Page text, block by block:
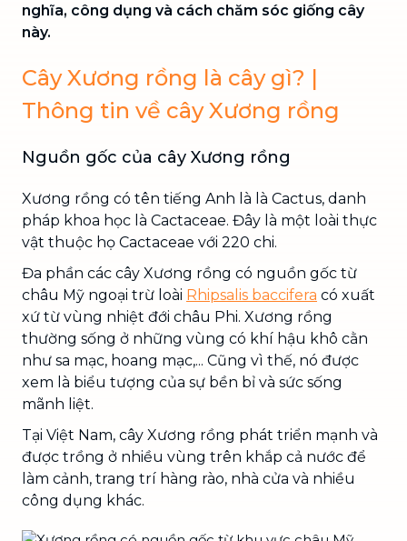
nghĩa, công dụng và cách chăm sóc giống cây
này.
Cây Xương rồng là cây gì? |
Thông tin về cây Xương rồng
Nguồn gốc của cây Xương rồng
Xương rồng có tên tiếng Anh là là Cactus, danh
pháp khoa học là Cactaceae. Đây là một loài thực
vật thuộc họ Cactaceae với 220 chi.
Đa phần các cây Xương rồng có nguồn gốc từ
châu Mỹ ngoại trừ loài Rhipsalis baccifera có xuất
xứ từ vùng nhiệt đới châu Phi. Xương rồng
thường sống ở những vùng có khí hậu khô cằn
như sa mạc, hoang mạc,... Cũng vì thế, nó được
xem là biểu tượng của sự bền bỉ và sức sống
mãnh liệt.
Tại Việt Nam, cây Xương rồng phát triển mạnh và
được trồng ở nhiều vùng trên khắp cả nước để
làm cảnh, trang trí hàng rào, nhà cửa và nhiều
công dụng khác.